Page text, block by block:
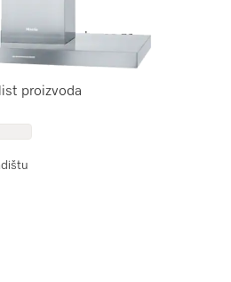
i tipkama za
naljepnica
proizvoda